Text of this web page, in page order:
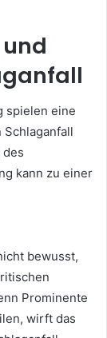
spielen eine
kann zu einer
bewusst,
Prominente
wirft das